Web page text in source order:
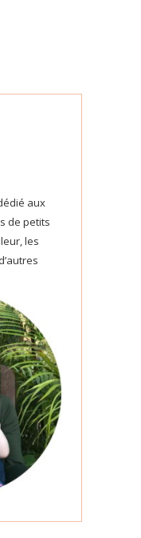
aux
de petits
les